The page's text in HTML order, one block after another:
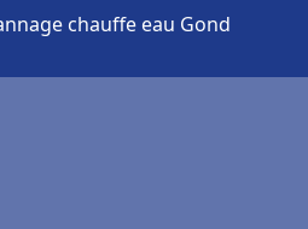
chauffe eau Gond